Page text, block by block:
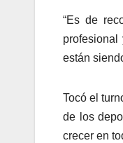
“Es de
profesional
están
Tocó el
de los
crecer en